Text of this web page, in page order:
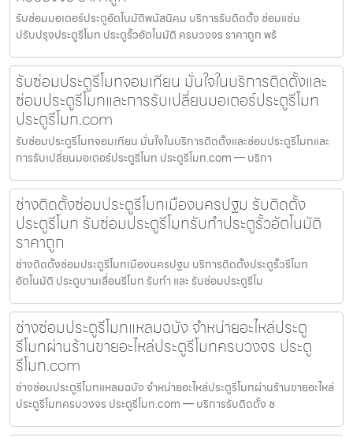
รับซ่อมมอเตอร์ประตูอัตโนมัติพนัสนิคม บริการรับติดตั้ง ซ่อมแซ่ม
ปรับปรุงประตูรีโมท ประตูรั้วอัตโนมัติ ครบวงจร ราคาถูก พร้
รับซ่อมประตูรีโมทจอมเทียน มั่นใจในบริการติดตั้งและ
ซ่อมประตูรีโมทและการรับเปลี่ยนมอเตอร์ประตูรีโมท
ประตูรีโมท.com
รับซ่อมประตูรีโมทจอมเทียน มั่นใจในบริการติดตั้งและซ่อมประตูรีโมทและ
การรับเปลี่ยนมอเตอร์ประตูรีโมท ประตูรีโมท.com — บริกา
ช่างติดตั้งซ่อมประตูรีโมทเมืองนครปฐม รับติดตั้ง
ประตูรีโมท รับซ่อมประตูรีโมทรับทำประตูรั้วอัตโนมัติ
ราคาถูก
ช่างติดตั้งซ่อมประตูรีโมทเมืองนครปฐม บริการติดตั้งประตูรั้วรีโมท
อัตโนมัติ ประตูบานเลื่อนรีโมท รับทำ และ รับซ่อมประตูรีโม
ช่างซ่อมประตูรีโมทแหลมฉบัง จำหน่ายอะไหล่ประตู
รีโมทผ่านร้านขายอะไหล่ประตูรีโมทครบวงจร ประตู
รีโมท.com
ช่างซ่อมประตูรีโมทแหลมฉบัง จำหน่ายอะไหล่ประตูรีโมทผ่านร้านขายอะไหล่
ประตูรีโมทครบวงจร ประตูรีโมท.com — บริการรับติดตั้ง ซ